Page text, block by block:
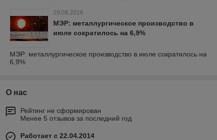
29.08.2016
МЭР: металлургическое производство в
июле сократилось на 6,9%
МЭР: металлургическое производство в июле сократилось на
6,9%
О нас
Рейтинг не сформирован
Менее 5 отзывов за последний год
Работает с 22.04.2014